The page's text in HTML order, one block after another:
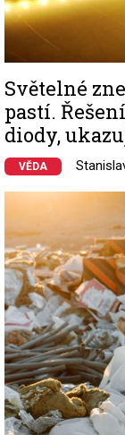
Světelné
pastí.
diody,
VĚDA
Image